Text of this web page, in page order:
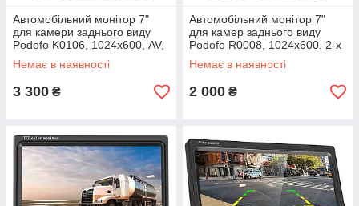
Автомобільний монітор 7"
для камери заднього виду
Podofo K0106, 1024х600, AV,
VGA, HDMI
Немає в наявності
3 300 ₴
Автомобільний монітор 7"
для камер заднього виду
Podofo R0008, 1024х600, 2-х
канальний, 2 x AV, 12 В
Немає в наявності
2 000 ₴